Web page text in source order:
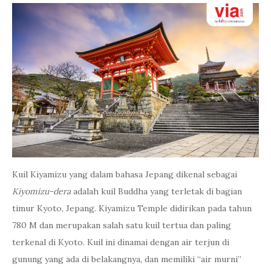
Kuil Kiyamizu yang dalam bahasa Jepang dikenal sebagai
Kiyomizu-deraadalah kuil Buddha yang terletak di bagian
timur Kyoto, Jepang. Kiyamizu Temple didirikan pada tahun
780 M dan merupakan salah satu kuil tertua dan paling
terkenal di Kyoto. Kuil ini dinamai dengan air terjun di
gunung yang ada di belakangnya, dan memiliki “air murni”